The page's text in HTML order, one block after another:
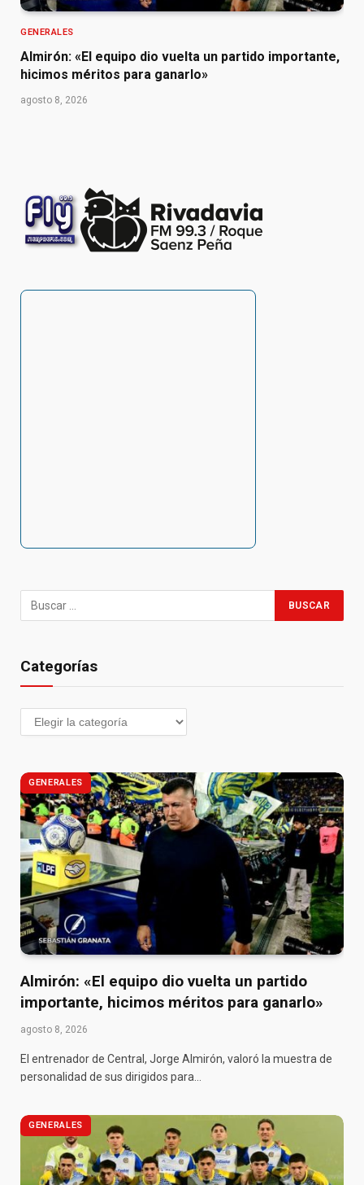
GENERALES
Almirón: «El equipo dio vuelta un partido importante,
hicimos méritos para ganarlo»
agosto 8, 2026
Categorías
GENERALES
Almirón: «El equipo dio vuelta un partido
importante, hicimos méritos para ganarlo»
agosto 8, 2026
El entrenador de Central, Jorge Almirón, valoró la muestra de
personalidad de sus dirigidos para…
GENERALES